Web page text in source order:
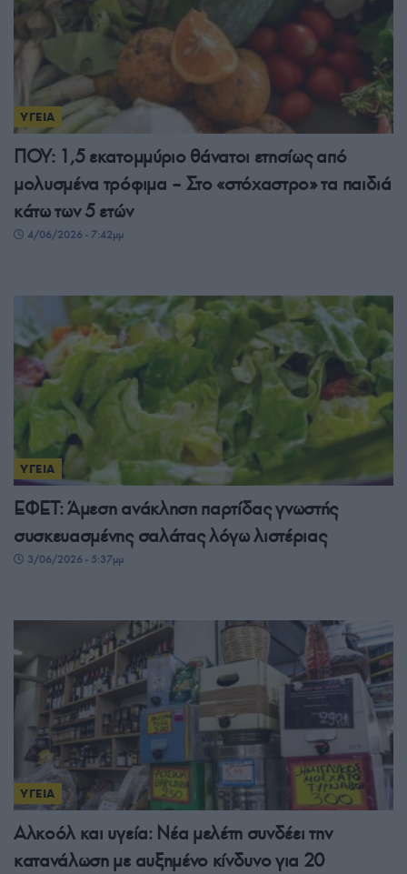
ΥΓΕΙΑ
ΠΟΥ: 1,5 εκατομμύριο θάνατοι ετησίως από
μολυσμένα τρόφιμα – Στο «στόχαστρο» τα παιδιά
κάτω των 5 ετών
4/06/2026 - 7:42μμ
ΥΓΕΙΑ
ΕΦΕΤ: Άμεση ανάκληση παρτίδας γνωστής
συσκευασμένης σαλάτας λόγω λιστέριας
3/06/2026 - 5:37μμ
ΥΓΕΙΑ
Αλκοόλ και υγεία: Νέα μελέτη συνδέει την
κατανάλωση με αυξημένο κίνδυνο για 20